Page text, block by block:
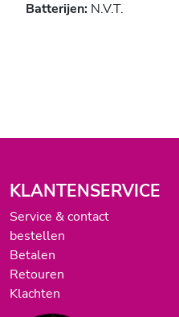
Batterijen: N.V.T.
KLANTENSERVICE
Service & contact
bestellen
Betalen
Retouren
Klachten